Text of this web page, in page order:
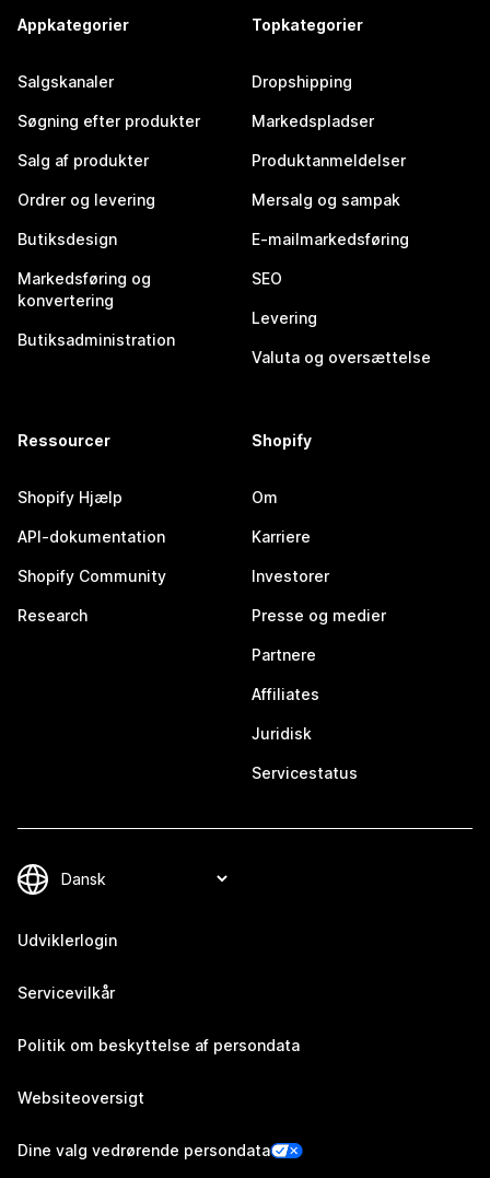
Appkategorier
Salgskanaler
Søgning efter produkter
Salg af produkter
Ordrer og levering
Butiksdesign
Markedsføring og
konvertering
Butiksadministration
Topkategorier
Dropshipping
Markedspladser
Produktanmeldelser
Mersalg og sampak
E-mailmarkedsføring
SEO
Levering
Valuta og oversættelse
Ressourcer
Shopify Hjælp
API-dokumentation
Shopify Community
Research
Shopify
Om
Karriere
Investorer
Presse og medier
Partnere
Affiliates
Juridisk
Servicestatus
Udviklerlogin
Servicevilkår
Politik om beskyttelse af persondata
Websiteoversigt
Dine valg vedrørende persondata